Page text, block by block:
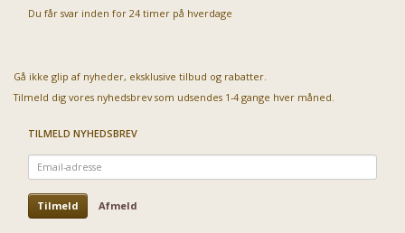
Du får svar inden for 24 timer på hverdage
Gå ikke glip af nyheder, eksklusive tilbud og rabatter.
Tilmeld dig vores nyhedsbrev som udsendes 1-4 gange hver måned.
TILMELD NYHEDSBREV
Email-
adresse
Tilmeld Afmeld